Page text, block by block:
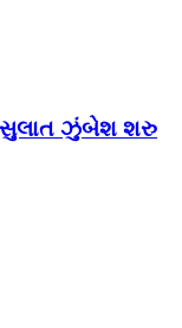
વસુલાત ઝુંબેશ શરુ